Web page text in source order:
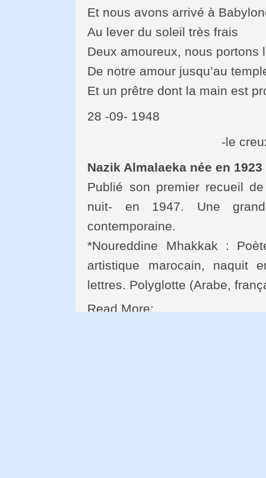
Et nous avons arrivé à
Au lever du soleil très frais
Deux amoureux, nous portons
De notre amour jusqu’au
Et un prêtre dont la main est
28 -09- 1948
-le
Nazik Almalaeka née en
Publié son premier recueil
nuit- en 1947. Une
contemporaine.
*Noureddine Mhakkak :
artistique marocain, naquit
lettres. Polyglotte (Arabe,
Read More: